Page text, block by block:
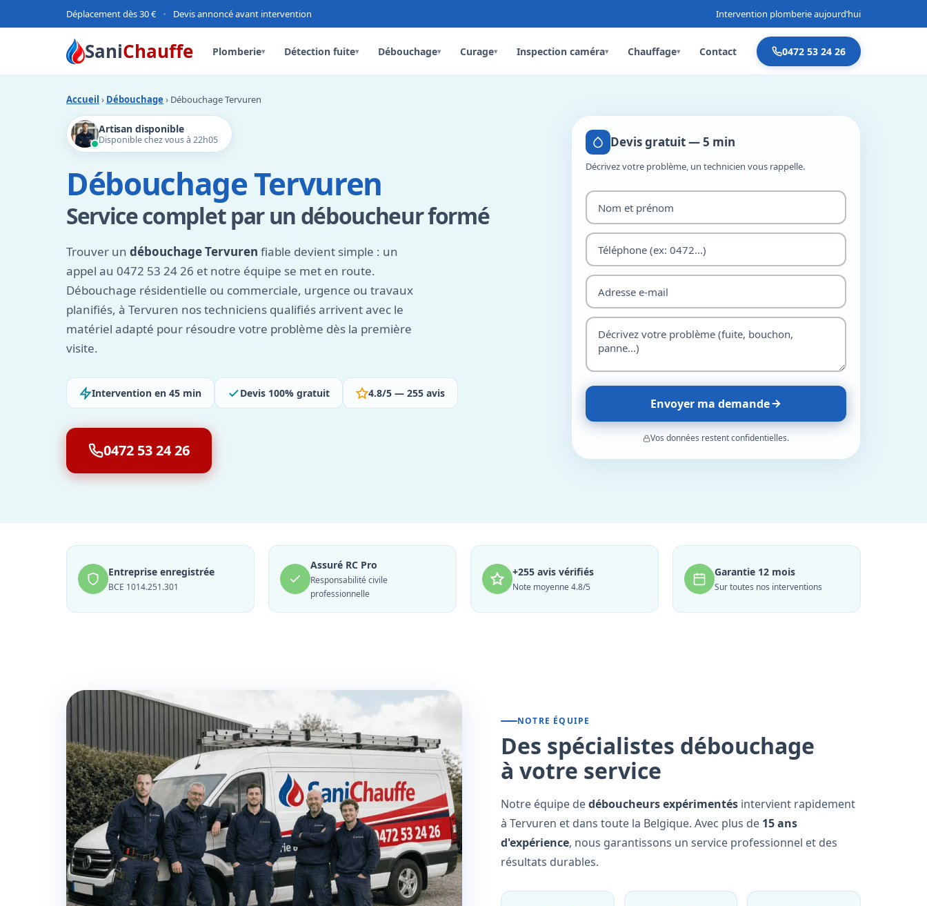
Déplacement dès 30 € • Devis annoncé avant intervention Intervention plomberie aujourd’hui
SaniChauffe Plomberie▾ Détection fuite▾ Débouchage▾ Curage▾ Inspection caméra▾ Chauffage▾ Contact 0472 53 24 26
Accueil › Débouchage › Débouchage Tervuren
Artisan disponible
Disponible chez vous à 22h05
Débouchage Tervuren
Service complet par un déboucheur formé
Trouver un débouchage Tervuren fiable devient simple : un
appel au 0472 53 24 26 et notre équipe se met en route.
Débouchage résidentielle ou commerciale, urgence ou travaux
planifiés, à Tervuren nos techniciens qualifiés arrivent avec le
matériel adapté pour résoudre votre problème dès la première
visite.
Intervention en 45 min Devis 100% gratuit 4.8/5 — 255 avis
0472 53 24 26
Devis gratuit — 5 min
Décrivez votre problème, un technicien vous rappelle.
Envoyer ma demande
Vos données restent confidentielles.
Entreprise enregistrée
BCE 1014.251.301
Assuré RC Pro
Responsabilité civile
professionnelle
+255 avis vérifiés
Note moyenne 4.8/5
Garantie 12 mois
Sur toutes nos interventions
NOTRE ÉQUIPE
Des spécialistes débouchage
à votre service
Notre équipe dedéboucheurs expérimentés intervient rapidement
à Tervuren et dans toute la Belgique. Avec plus de 15 ans
d'expérience, nous garantissons un service professionnel et des
résultats durables.